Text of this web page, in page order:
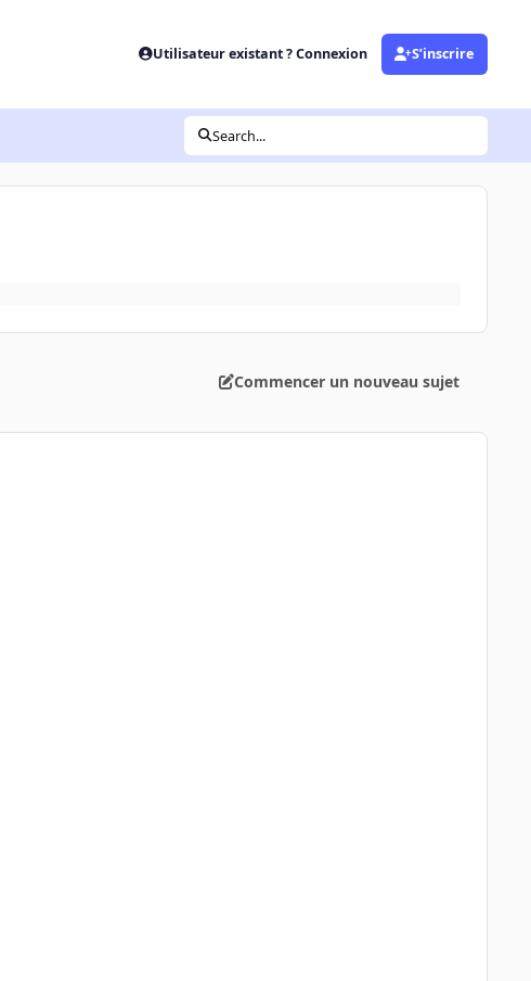
Utilisateur existant ? Connexion S’inscrire
Search...
Commencer un nouveau sujet